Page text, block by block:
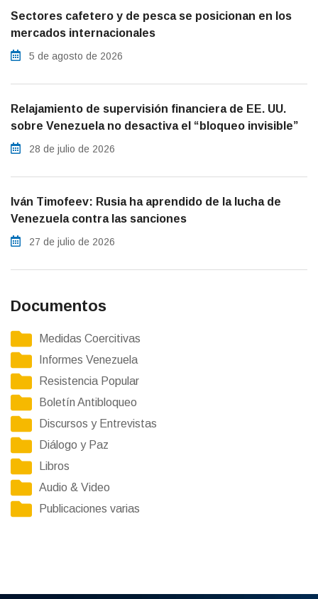
Sectores cafetero y de pesca se posicionan en los
mercados internacionales
5 de agosto de 2026
Relajamiento de supervisión financiera de EE. UU.
sobre Venezuela no desactiva el “bloqueo invisible”
28 de julio de 2026
Iván Timofeev: Rusia ha aprendido de la lucha de
Venezuela contra las sanciones
27 de julio de 2026
Documentos
Medidas Coercitivas
Informes Venezuela
Resistencia Popular
Boletín Antibloqueo
Discursos y Entrevistas
Diálogo y Paz
Libros
Audio & Video
Publicaciones varias